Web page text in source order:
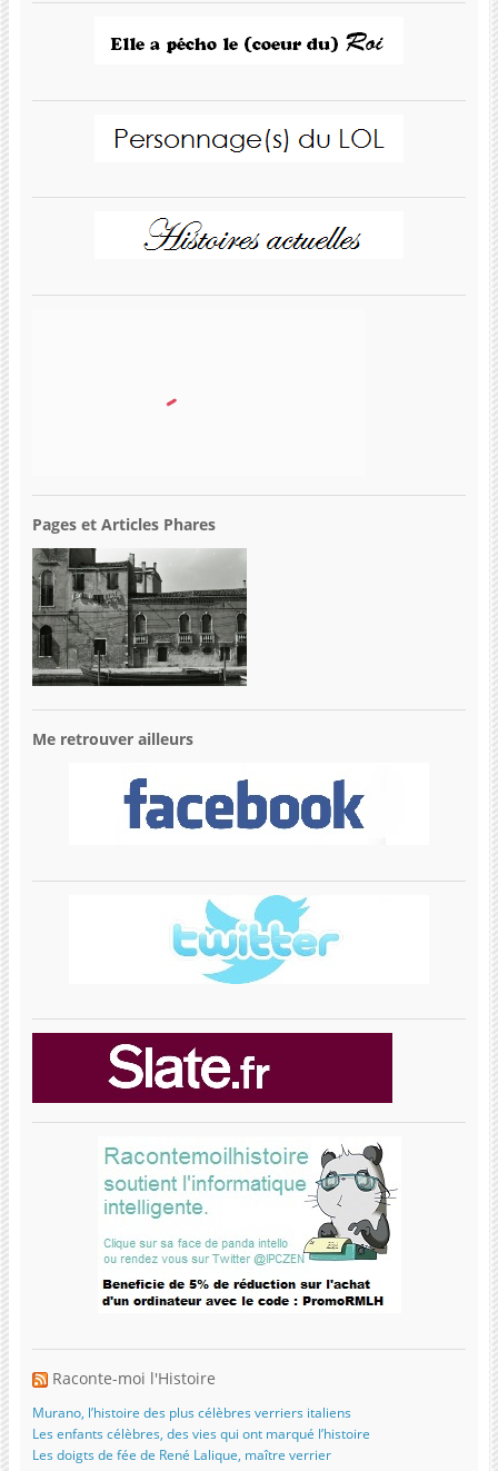
Pages et Articles Phares
Me retrouver ailleurs
Raconte-moi l'Histoire
Murano, l’histoire des plus célèbres verriers italiens
Les enfants célèbres, des vies qui ont marqué l’histoire
Les doigts de fée de René Lalique, maître verrier